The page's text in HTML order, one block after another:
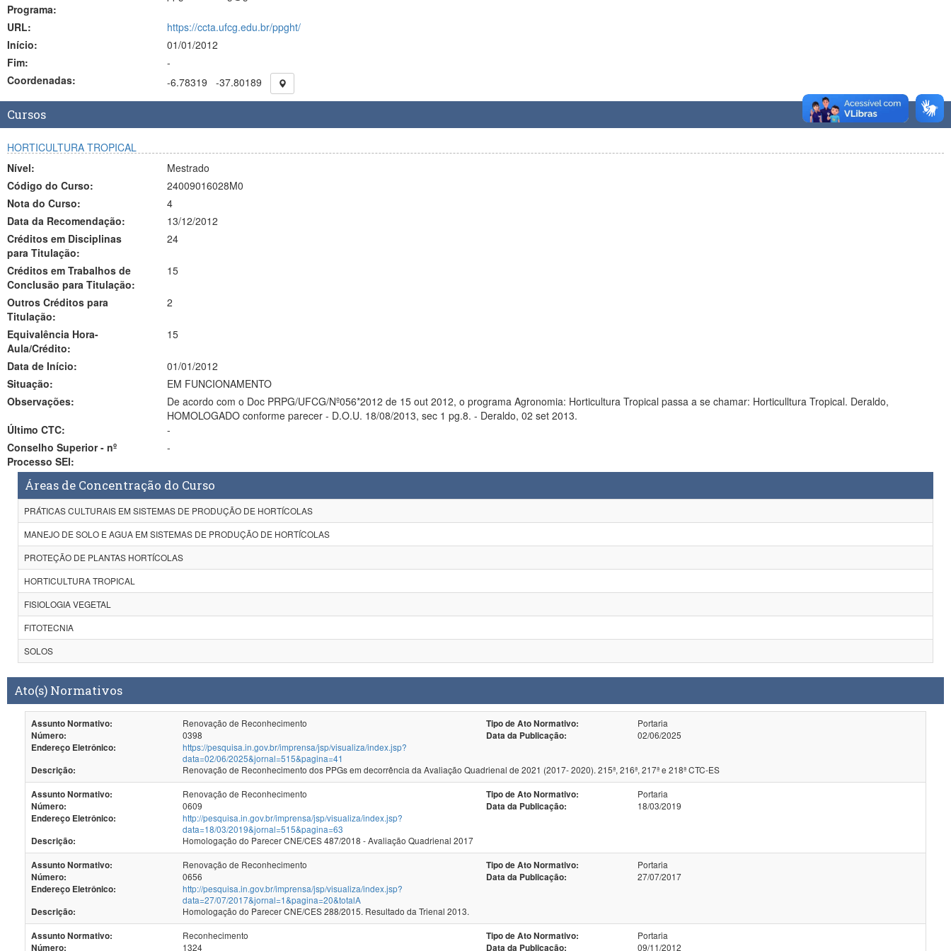
Programa:
URL:
https://ccta.ufcg.edu.br/ppght/
Início:
01/01/2012
Fim:
-
Coordenadas:
-6.78319 -37.80189
Cursos
HORTICULTURA TROPICAL
Nível:
Mestrado
Código do Curso:
24009016028M0
Nota do Curso:
4
Data da Recomendação:
13/12/2012
Créditos em Disciplinas
para Titulação:
24
Créditos em Trabalhos de
Conclusão para Titulação:
15
Outros Créditos para
Titulação:
2
Equivalência Hora-
Aula/Crédito:
15
Data de Início:
01/01/2012
Situação:
EM FUNCIONAMENTO
Observações:
De acordo com o Doc PRPG/UFCG/Nº056*2012 de 15 out 2012, o programa Agronomia: Horticultura Tropical passa a se chamar: Horticulltura Tropical. Deraldo,
HOMOLOGADO conforme parecer - D.O.U. 18/08/2013, sec 1 pg.8. - Deraldo, 02 set 2013.
Último CTC:
-
Conselho Superior - nº
Processo SEI:
-
Áreas de Concentração do Curso
PRÁTICAS CULTURAIS EM SISTEMAS DE PRODUÇÃO DE HORTÍCOLAS
MANEJO DE SOLO E AGUA EM SISTEMAS DE PRODUÇÃO DE HORTÍCOLAS
PROTEÇÃO DE PLANTAS HORTÍCOLAS
HORTICULTURA TROPICAL
FISIOLOGIA VEGETAL
FITOTECNIA
SOLOS
Ato(s) Normativos
Assunto Normativo: Renovação de Reconhecimento Tipo de Ato Normativo:
Portaria
Número:
0398 Data da Publicação:
02/06/2025
Endereço Eletrônico:
https://pesquisa.in.gov.br/imprensa/jsp/visualiza/index.jsp?
data=02/06/2025&jornal=515&pagina=41
Descrição:
Renovação de Reconhecimento dos PPGs em decorrência da Avaliação Quadrienal de 2021 (2017- 2020). 215ª, 216ª, 217ª e 218ª CTC-ES
Assunto Normativo: Renovação de Reconhecimento Tipo de Ato Normativo:
Portaria
Número:
0609 Data da Publicação:
18/03/2019
Endereço Eletrônico:
http://pesquisa.in.gov.br/imprensa/jsp/visualiza/index.jsp?
data=18/03/2019&jornal=515&pagina=63
Descrição:
Homologação do Parecer CNE/CES 487/2018 - Avaliação Quadrienal 2017
Assunto Normativo: Renovação de Reconhecimento Tipo de Ato Normativo:
Portaria
Número:
0656 Data da Publicação:
27/07/2017
Endereço Eletrônico:
http://pesquisa.in.gov.br/imprensa/jsp/visualiza/index.jsp?
data=27/07/2017&jornal=1&pagina=20&totalA
Descrição:
Homologação do Parecer CNE/CES 288/2015. Resultado da Trienal 2013.
Assunto Normativo: Reconhecimento Tipo de Ato Normativo:
Portaria
Número:
1324 Data da Publicação: 09/11/2012